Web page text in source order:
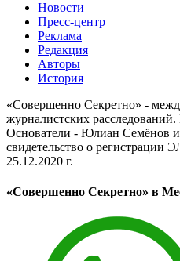
Новости
Пресс-центр
Реклама
Редакция
Авторы
История
«Совершенно Секретно» -
журналистских расследований.
Основатели - Юлиан Семёнов
свидетельство о
25.12.2020 г.
«Совершенно Секретно» в